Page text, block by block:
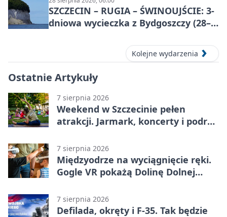
SZCZECIN – RUGIA – ŚWINOUJŚCIE: 3-
dniowa wycieczka z Bydgoszczy (28–
Kolejne wydarzenia
Ostatnie Artykuły
7 sierpnia 2026
Weekend w Szczecinie pełen
atrakcji. Jarmark, koncerty i podróż
7 sierpnia 2026
Międzyodrze na wyciągnięcie ręki.
Gogle VR pokażą Dolinę Dolnej
7 sierpnia 2026
Defilada, okręty i F-35. Tak będzie